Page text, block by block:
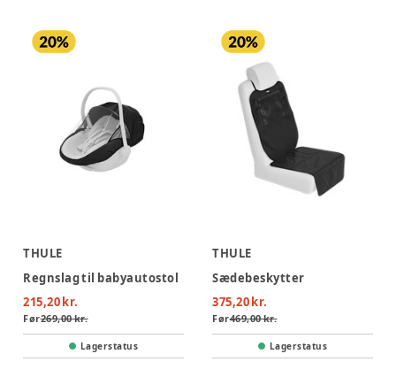
THULE
Regnslag til babyautostol
215,20 kr.
Før269,00 kr.
Lagerstatus
THULE
Sædebeskytter
375,20 kr.
Før469,00 kr.
Lagerstatus